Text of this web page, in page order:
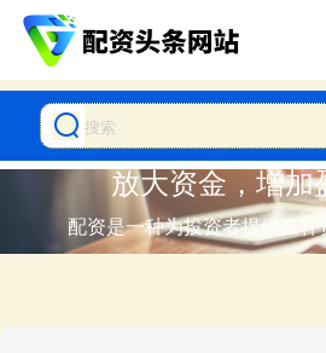
放大资金，增加
配资是一种为投资者提供杠